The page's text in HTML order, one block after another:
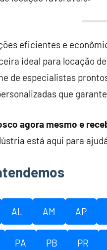
eficientes e
ideal para locação
de especialistas
que
agora mesmo e
está aqui para
AL AM AP
PA PB PR